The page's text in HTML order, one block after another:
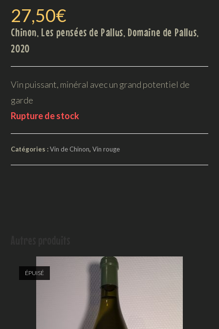
27,50€
Chinon, Les pensées de Pallus, Domaine de Pallus,
2020
Vin puissant, minéral avec un grand potentiel de
garde
Rupture de stock
Catégories :Vin de Chinon,Vin rouge
ÉPUISÉ